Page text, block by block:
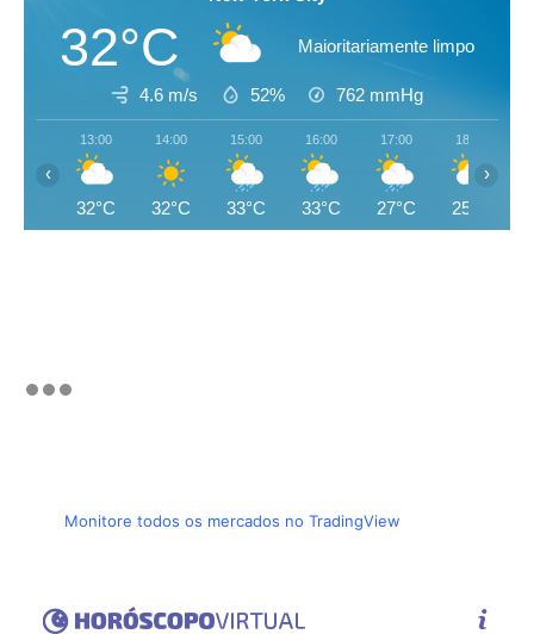
32°C Maioritariamente limpo
4.6 m/s 52% 762 mmHg
13:00
32°C
14:00
32°C
15:00
33°C
16:00
33°C
17:00
27°C
18:00
25°C
‹ ›
Monitore todos os mercados no TradingView